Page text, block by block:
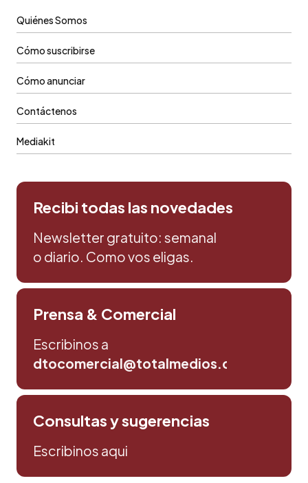
Quiénes Somos
Cómo suscribirse
Cómo anunciar
Contáctenos
Mediakit
Recibi todas las novedades
Newsletter gratuito: semanal
o diario. Como vos eligas.
Prensa & Comercial
Escribinos a
dtocomercial@totalmedios.com
Consultas y sugerencias
Escribinos aqui